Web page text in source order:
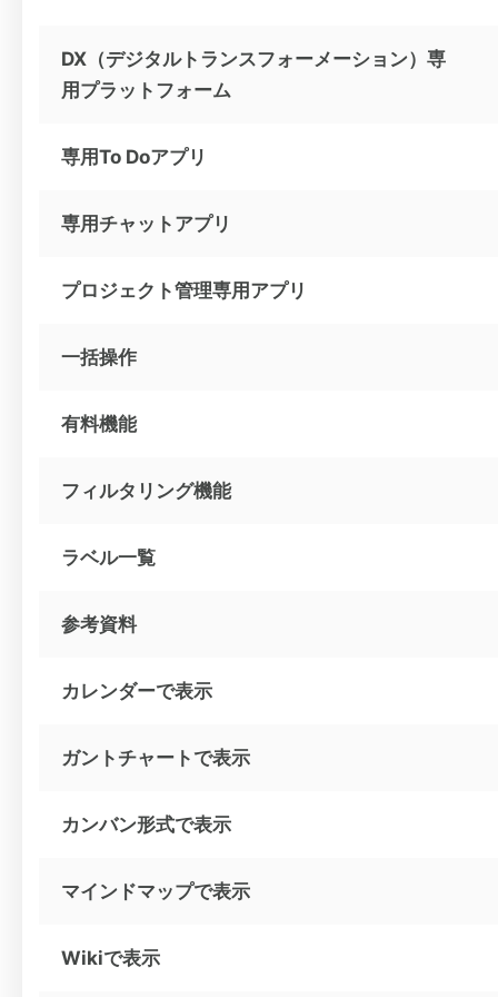
DX（デジタルトランスフォーメーション）専
用プラットフォーム
専用To Doアプリ
専用チャットアプリ
プロジェクト管理専用アプリ
一括操作
有料機能
フィルタリング機能
ラベル一覧
参考資料
カレンダーで表示
ガントチャートで表示
カンバン形式で表示
マインドマップで表示
Wikiで表示